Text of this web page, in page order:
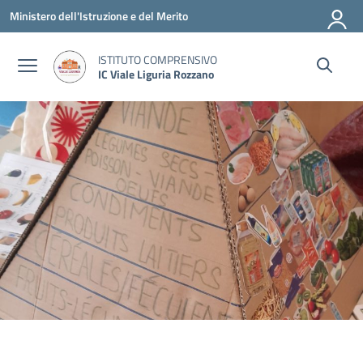
Vai ai contenuti
Vai al menu di navigazione
Vai al footer
Ministero dell'Istruzione e del Merito
ISTITUTO COMPRENSIVO
IC Viale Liguria Rozzano